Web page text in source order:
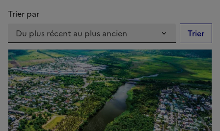
Trier par
Trier